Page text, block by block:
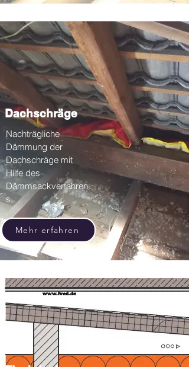
Dachschräge
Nachträgliche
Dämmung der
Dachschräge mit
Hilfe des
Dämmsackverfahren
s.
Mehr erfahren